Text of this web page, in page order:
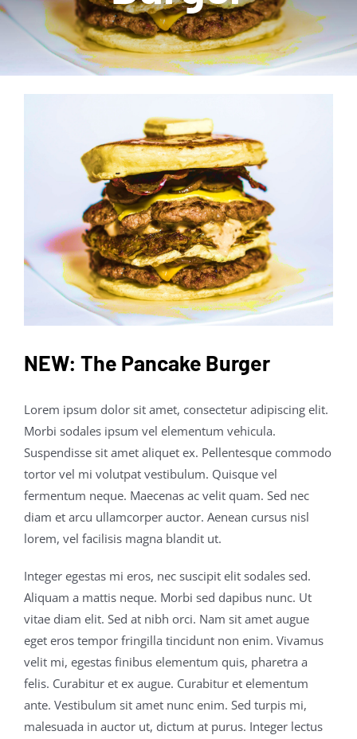
NEW: The Pancake Burger
Lorem ipsum dolor sit amet, consectetur adipiscing elit.
Morbi sodales ipsum vel elementum vehicula.
Suspendisse sit amet aliquet ex. Pellentesque commodo
tortor vel mi volutpat vestibulum. Quisque vel
fermentum neque. Maecenas ac velit quam. Sed nec
diam et arcu ullamcorper auctor. Aenean cursus nisl
lorem, vel facilisis magna blandit ut.
Integer egestas mi eros, nec suscipit elit sodales sed.
Aliquam a mattis neque. Morbi sed dapibus nunc. Ut
vitae diam elit. Sed at nibh orci. Nam sit amet augue
eget eros tempor fringilla tincidunt non enim. Vivamus
velit mi, egestas finibus elementum quis, pharetra a
felis. Curabitur et ex augue. Curabitur et elementum
ante. Vestibulum sit amet nunc enim. Sed turpis mi,
malesuada in auctor ut, dictum at purus. Integer lectus